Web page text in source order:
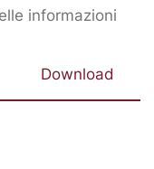
informazioni
Download